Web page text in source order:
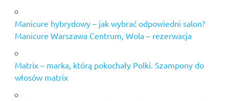
Manicure hybrydowy – jak wybrać odpowiedni salon?
Manicure Warszawa Centrum, Wola – rezerwacja
Matrix – marka, którą pokochały Polki. Szampony do
włosów matrix